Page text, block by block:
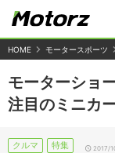
HOME モータースポーツ
モーターショ
注目のミニカ
クルマ 特集 2017/